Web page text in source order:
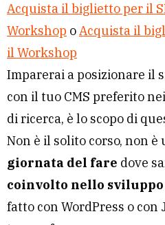
Acquista il biglietto per il
Workshop oAcquista il
il Workshop
Imparerai a posizionare il
con il tuo CMS preferito
di ricerca, è lo scopo di
Non è il solito corso, non è
giornata del fare dove
coinvolto nello sviluppo
fatto con WordPress o con